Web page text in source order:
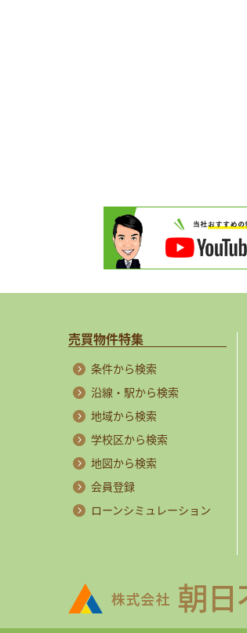
売買物件特集
条件から検索
沿線・駅から検索
地域から検索
学校区から検索
地図から検索
会員登録
ローンシミュレーション